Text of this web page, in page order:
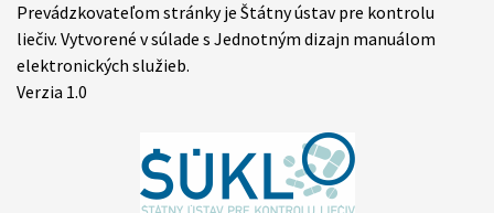
Items
Prevádzkovateľom stránky je Štátny ústav pre kontrolu
liečiv. Vytvorené v súlade s Jednotným dizajn manuálom
elektronických služieb.
Verzia 1.0